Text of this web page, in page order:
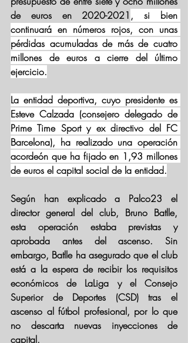
de euros en 2020-2021 , si bien
continuará en números rojos, con unas
pérdidas acumuladas de más de cuatro
millones de euros a cierre del último
ejercicio.
La entidad deportiva, cuyo presidente es
Esteve Calzada (consejero delegado de
Prime Time Sport y ex directivo del FC
Barcelona), ha realizado una operación
acordeón que ha fijado en 1,93 millones
de euros el capital social de la entidad.
Según han explicado a Palco23 el
director general del club, Bruno Batlle,
esta operación estaba previstas y
aprobada antes del ascenso. Sin
embargo, Batlle ha asegurado que el club
está a la espera de recibir los requisitos
económicos de LaLiga y el Consejo
Superior de Deportes (CSD) tras el
ascenso al fútbol profesional, por lo que
no descarta nuevas inyecciones de
capital.